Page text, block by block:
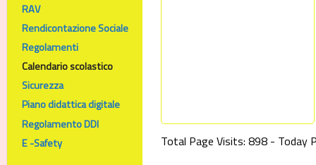
RAV
Rendicontazione Sociale
Regolamenti
Calendario scolastico
Sicurezza
Piano didattica digitale
Regolamento DDI
E -Safety
Total Page Visits: 898 - Today